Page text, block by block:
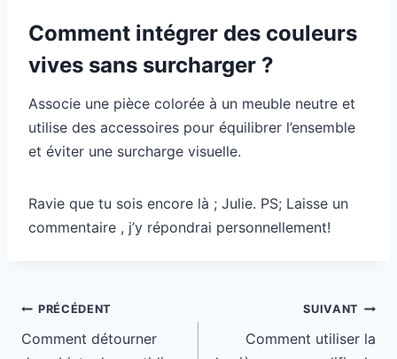
Comment intégrer des couleurs
vives sans surcharger ?
Associe une pièce colorée à un meuble neutre et
utilise des accessoires pour équilibrer l’ensemble
et éviter une surcharge visuelle.
Ravie que tu sois encore là ; Julie. PS; Laisse un
commentaire , j’y répondrai personnellement!
Navigation
de
l’article
PRÉCÉDENT
Comment détourner
SUIVANT
Comment utiliser la